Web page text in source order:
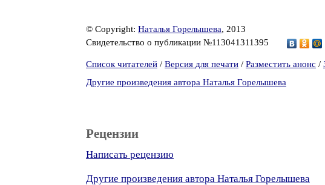
© Copyright: Наталья Горелышева, 2013
Свидетельство о публикации №113041311395
Список читателей / Версия для печати / Разместить анонс /
Другие произведения автора Наталья Горелышева
Рецензии
Написать рецензию
Другие произведения автора Наталья Горелышева